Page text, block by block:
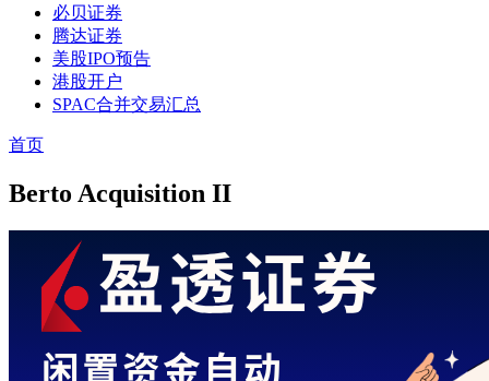
必贝证券
腾达证券
美股IPO预告
港股开户
SPAC合并交易汇总
首页
Berto Acquisition II